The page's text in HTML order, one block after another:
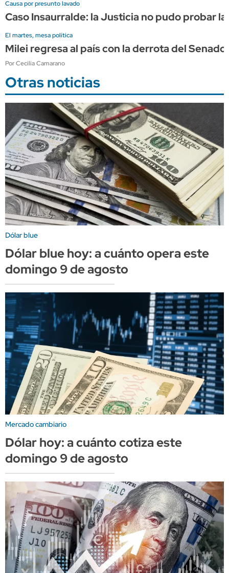
Causa por presunto lavado
Caso Insaurralde: la Justicia no pudo probar
El martes, mesa política
Milei regresa al país con la derrota del
Por Cecilia Camarano
Otras noticias
Dólar blue
Dólar blue hoy: a cuánto opera este
domingo 9 de agosto
Mercado cambiario
Dólar hoy: a cuánto cotiza este
domingo 9 de agosto